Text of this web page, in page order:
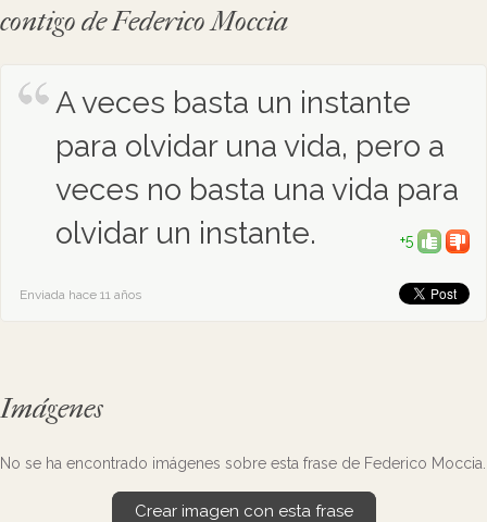
contigo de Federico Moccia
A veces basta un instante
para olvidar una vida, pero a
veces no basta una vida para
olvidar un instante.
+5
Enviada hace 11 años
Imágenes
No se ha encontrado imágenes sobre esta frase de Federico Moccia.
Crear imagen con esta frase